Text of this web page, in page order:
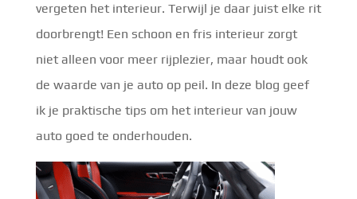
vergeten het interieur. Terwijl je daar juist elke rit
doorbrengt! Een schoon en fris interieur zorgt
niet alleen voor meer rijplezier, maar houdt ook
de waarde van je auto op peil. In deze blog geef
ik je praktische tips om het interieur van jouw
auto goed te onderhouden.